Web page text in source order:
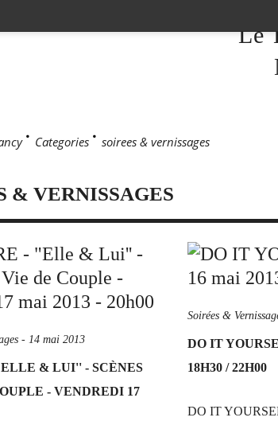
Le
> Categories > soirees & vernissages
& VERNISSAGES
- 14 mai 2013
& LUI'' - SCÈNES
- VENDREDI 17
Soirées &
DO IT
18H30 / 22H00
DO IT